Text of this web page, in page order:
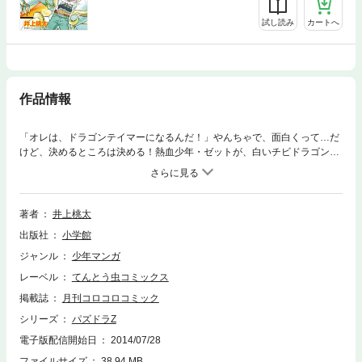
試し読み カートへ
作品情報
「オレは、ドラゴンテイマーになるんだ！」やんちゃで、面白くって…だ
けど、決めるところは決める！熱血少年・ゼットが、白いチビドラゴン・
シロップに出会った瞬間、伝説のパズルバトルまんがが始まった！悪の組
織・パラドックスが、世界をバラバラにしようとたくらむ…負けるなゼッ
ト、ドロップをあやつって、超バトルだ！コロコロで超人気！ 100万人
以上が楽しむ大人気ゲームの爆熱まんが、第1巻がついに登場！
著者
井上桃太
出版社
小学館
ジャンル
少年マンガ
レーベル
てんとう虫コミックス
掲載誌
月刊コロコロコミック
シリーズ
パズドラZ
電子版配信開始日
2014/07/28